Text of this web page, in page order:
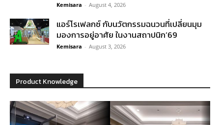
Kemisara - August 4, 2026
แอร์โรเฟลกซ์ กับนวัตกรรมฉนวนที่เปลี่ยนมุม
มองการอยู่อาศัย ในงานสถาปนิก’69
Kemisara - August 3, 2026
Product Knowledge